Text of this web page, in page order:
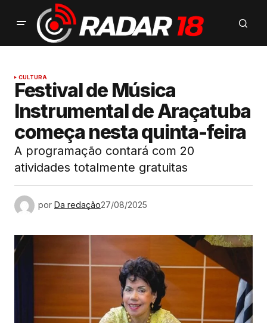
CULTURA
Festival de Música
Instrumental de Araçatuba
começa nesta quinta-feira
A programação contará com 20
atividades totalmente gratuitas
por Da redação27/08/2025